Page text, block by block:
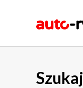
Szukaj